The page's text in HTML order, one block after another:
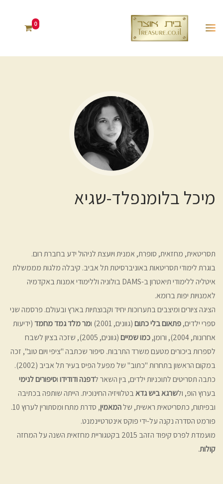
0
מיכל בלומנפלד-שגיא
תסריטאית, מחזאית, סופרת, אמנית ויועצת לניהול ידע בחברת רום.
בוגרת לימודי תסריטאות באוניברסיטת תל אביב. קיבלה מלגות מממשלת
איטליה ללימודי תיאטרון ב-DAMS בולוניה וללימודי אמנות באקדמיה
לאמנויות יפות ברומא.
הציגה ציורים ומיצבים בתערוכות יחיד וקבוצתיות בארץ ובעולם. פרסמה שני
ספרי ילדים,פתאום בלי כתום(גוונים, 2001) ו מר מלד גמד מחמד(ידיעות
אחרונות, 2004), ורומן,
כמו שמיים
(גוונים, 2005), שזכה בציון לשבח
לספרות ביכורים מטעם משרד התרבות. סיפור שכתבה "ציפי ויום טוב", זכה
במקום הראשון בתחרות "כתוב" של מפעל הפיס בעיר תל אביב (2002).
כתבה תסריטים לתוכניות ילדים, בין השאר לדפנה ודודידווסיפורים לנימי
בערוץ הופ, ולשרגא ביש גדאבטלוויזיה החינוכית. הייתה שותפה בכתיבה
ובפיתוח, כתסריטאית ראשית, שלהמאמין
, סדרת מתח ומסתורין לערוץ 10.
פורמט הסדרה נקנה על-ידי פוקס אינטרטיינמנט.
מועמדת לפרס קיפוד הזהב 2015 בקטגוריית מחזאית השנה על המחזה
קולות.